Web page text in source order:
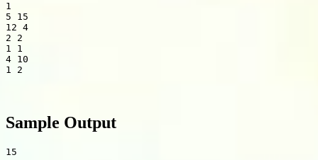
1
5 15
12 4
2 2
1 1
4 10
Sample Output